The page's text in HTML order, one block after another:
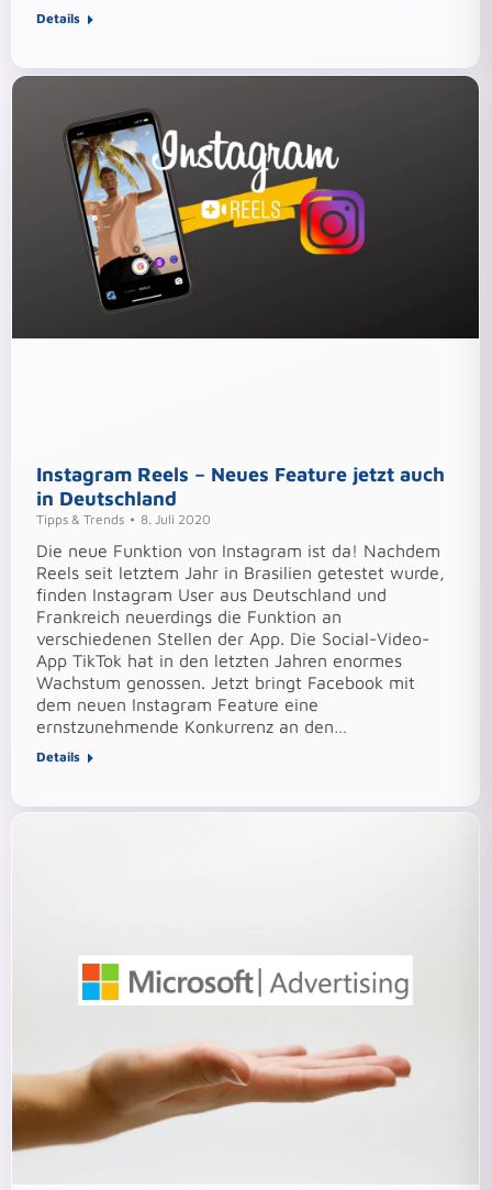
Details
Instagram Reels – Neues Feature jetzt auch
in Deutschland
Tipps & Trends 8. Juli 2020
Die neue Funktion von Instagram ist da! Nachdem
Reels seit letztem Jahr in Brasilien getestet wurde,
finden Instagram User aus Deutschland und
Frankreich neuerdings die Funktion an
verschiedenen Stellen der App. Die Social-Video-
App TikTok hat in den letzten Jahren enormes
Wachstum genossen. Jetzt bringt Facebook mit
dem neuen Instagram Feature eine
ernstzunehmende Konkurrenz an den…
Details